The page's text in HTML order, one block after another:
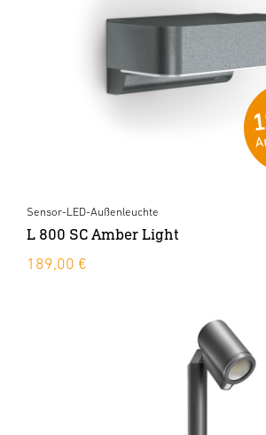
Sensor-LED-Außenleuchte
L 800 SC Amber Light
189,00 €